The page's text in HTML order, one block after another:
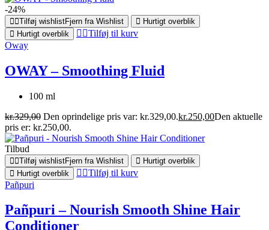
-24%
Tilføj wishlistFjern fra Wishlist
Hurtigt overblik
Hurtigt overblik
Tilføj til kurv
Oway
OWAY – Smoothing Fluid
100 ml
kr.329,00 Den oprindelige pris var: kr.329,00.kr.250,00Den aktuelle
pris er: kr.250,00.
Tilbud
Tilføj wishlistFjern fra Wishlist
Hurtigt overblik
Hurtigt overblik
Tilføj til kurv
Pañpuri
Pañpuri – Nourish Smooth Shine Hair
Conditioner